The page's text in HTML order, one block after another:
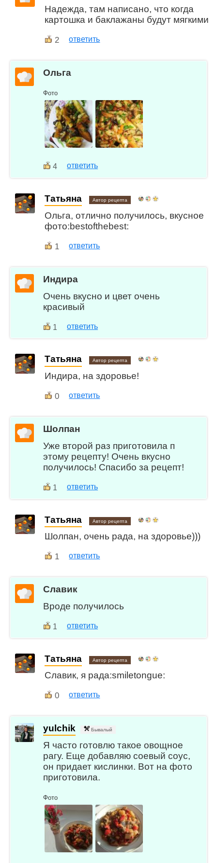
Надежда, там написано, что когда
картошка и баклажаны будут мягкими
2 ответить
Ольга
Фото
4 ответить
Татьяна Автор рецепта
Ольга, отлично получилось, вкусное
фото:bestofthebest:
1 ответить
Индира
Очень вкусно и цвет очень
красивый
1 ответить
Татьяна Автор рецепта
Индира, на здоровье!
0 ответить
Шолпан
Уже второй раз приготовила п
этому рецепту! Очень вкусно
получилось! Спасибо за рецепт!
1 ответить
Татьяна Автор рецепта
Шолпан, очень рада, на здоровье)))
1 ответить
Славик
Вроде получилось
1 ответить
Татьяна Автор рецепта
Славик, я рада:smiletongue:
0 ответить
yulchik Бывалый
Я часто готовлю такое овощное
рагу. Еще добавляю соевый соус,
он придает кислинки. Вот на фото
приготовила.
Фото